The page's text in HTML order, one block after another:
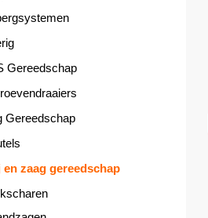
Gereedschap
Gereedschap
en zaag gereedschap